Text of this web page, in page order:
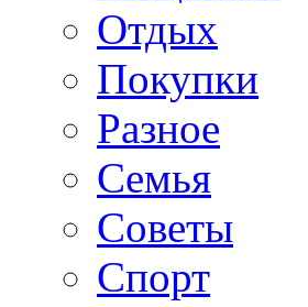
Отдых
Покупки
Разное
Семья
Советы
Спорт